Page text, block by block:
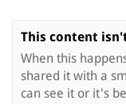
This content
When this
shared it with a
can see it or it's